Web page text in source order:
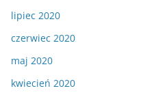
lipiec 2020
czerwiec 2020
maj 2020
kwiecień 2020